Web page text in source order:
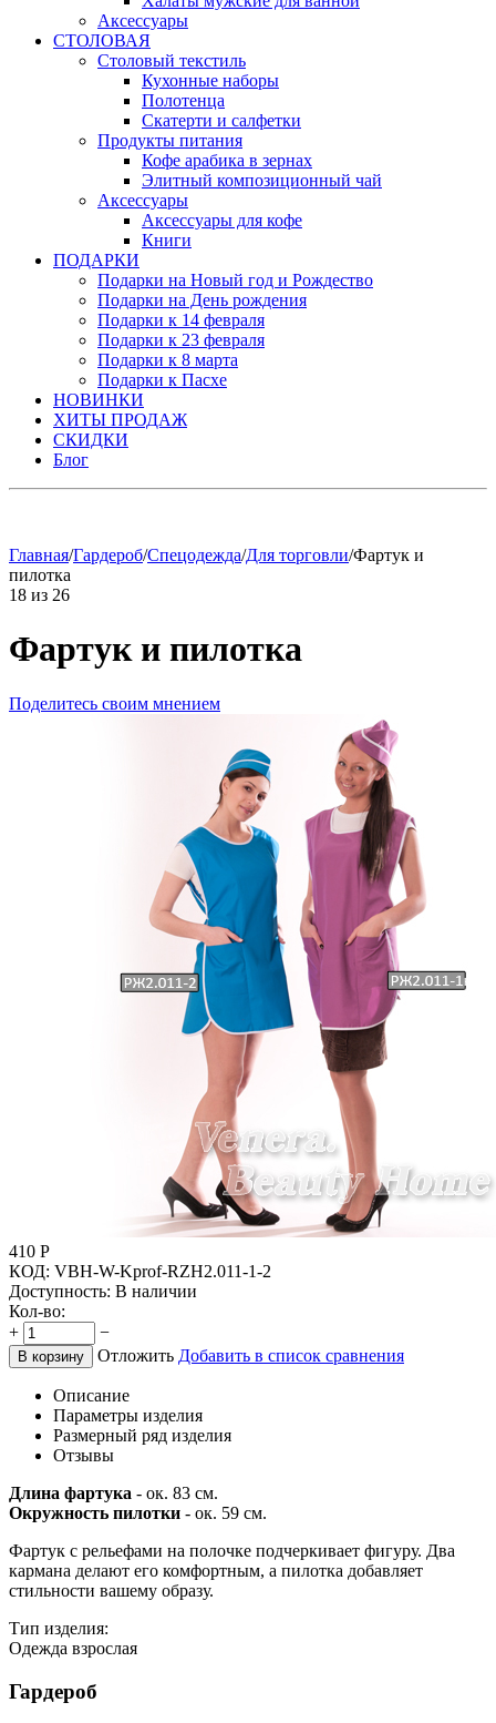
Аксессуары
СТОЛОВАЯ
Столовый текстиль
Кухонные наборы
Полотенца
Скатерти и салфетки
Продукты питания
Кофе арабика в зернах
Элитный композиционный чай
Аксессуары
Аксессуары для кофе
Книги
ПОДАРКИ
Подарки на Новый год и Рождество
Подарки на День рождения
Подарки к 14 февраля
Подарки к 23 февраля
Подарки к 8 марта
Подарки к Пасхе
НОВИНКИ
ХИТЫ ПРОДАЖ
СКИДКИ
Блог
Главная/Гардероб/Спецодежда/Для торговли/Фартук и
пилотка
18 из 26
Фартук и пилотка
Поделитесь своим мнением
410 Р
КОД: VBH-W-Kprof-RZH2.011-1-2
Доступность: В наличии
Кол-во:
+
−
В корзину Отложить Добавить в список сравнения
Описание
Параметры изделия
Размерный ряд изделия
Отзывы
Длина фартука - ок. 83 см.
Окружность пилотки - ок. 59 см.
Фартук с рельефами на полочке подчеркивает фигуру. Два
кармана делают его комфортным, а пилотка добавляет
стильности вашему образу.
Тип изделия:
Одежда взрослая
Гардероб